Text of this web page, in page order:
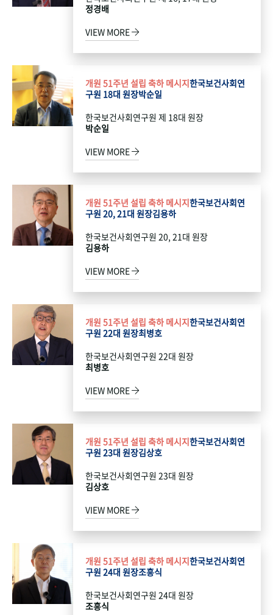
정경배
VIEW MORE
개원 51주년 설립 축하 메시지한국보건사회연
구원 18대 원장박순일
한국보건사회연구원 제 18대 원장
박순일
VIEW MORE
개원 51주년 설립 축하 메시지한국보건사회연
구원 20, 21대 원장김용하
한국보건사회연구원 20, 21대 원장
김용하
VIEW MORE
개원 51주년 설립 축하 메시지한국보건사회연
구원 22대 원장최병호
한국보건사회연구원 22대 원장
최병호
VIEW MORE
개원 51주년 설립 축하 메시지한국보건사회연
구원 23대 원장김상호
한국보건사회연구원 23대 원장
김상호
VIEW MORE
개원 51주년 설립 축하 메시지한국보건사회연
구원 24대 원장조흥식
한국보건사회연구원 24대 원장
조흥식